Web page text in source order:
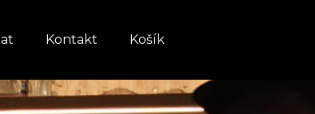
Kontakt Košík